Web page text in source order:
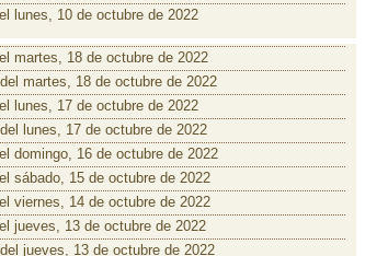
lunes, 10 de octubre de 2022
martes, 18 de octubre de 2022
martes, 18 de octubre de 2022
lunes, 17 de octubre de 2022
lunes, 17 de octubre de 2022
domingo, 16 de octubre de 2022
sábado, 15 de octubre de 2022
viernes, 14 de octubre de 2022
jueves, 13 de octubre de 2022
jueves, 13 de octubre de 2022